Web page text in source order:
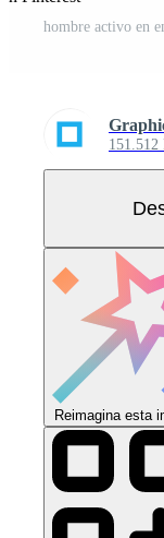
151.512
Reimagina esta